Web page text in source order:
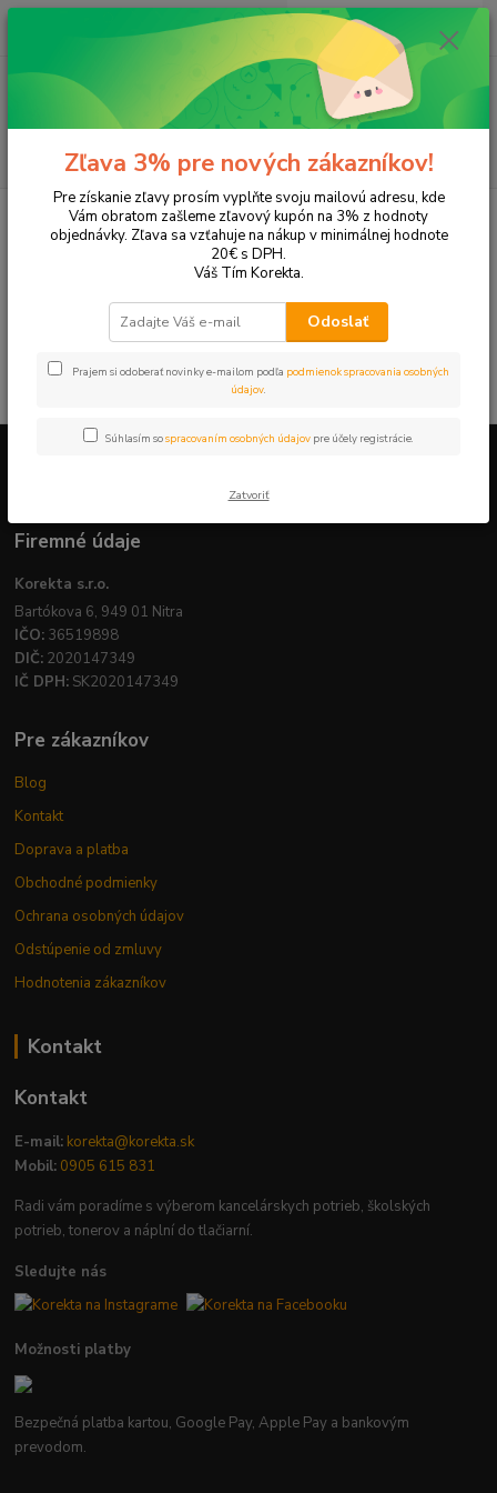
Hľadať
ks
za 0,00 EUR
Tonery a náplne do tlačiarní Hewlett Packard
HP OfficeJet
OfficeJet Pro 1170cxi
OfficeJet Pro 1170cxi
V tejto kategórii nebol nájdený žiadny tovar.
Firemné údaje a informácie
Firemné údaje
Korekta s.r.o.
Bartókova 6, 949 01 Nitra
IČO: 36519898
DIČ: 2020147349
IČ DPH: SK2020147349
Pre zákazníkov
Blog
Kontakt
Doprava a platba
Obchodné podmienky
Ochrana osobných údajov
Odstúpenie od zmluvy
Hodnotenia zákazníkov
Kontakt
Kontakt
E-mail: korekta@korekta.sk
Mobil: 0905 615 831
Radi vám poradíme s výberom kancelárskych potrieb, školských
potrieb, tonerov a náplní do tlačiarní.
Sledujte nás
Možnosti platby
Bezpečná platba kartou, Google Pay, Apple Pay a bankovým
prevodom.
Zľava 3% pre nových zákazníkov!
Pre získanie zľavy prosím vyplňte svoju mailovú adresu, kde
Vám obratom zašleme zľavový kupón na 3% z hodnoty
objednávky. Zľava sa vzťahuje na nákup v minimálnej hodnote
20€ s DPH.
Váš Tím Korekta.
Odoslať
Prajem si odoberať novinky e-mailom podľa podmienok spracovania osobných
údajov.
Súhlasím sospracovaním osobných údajov pre účely registrácie.
Zatvoriť